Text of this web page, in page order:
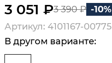
3 051 ₽3 390 ₽ -10%
Артикул: 4101167-00775
В другом варианте: